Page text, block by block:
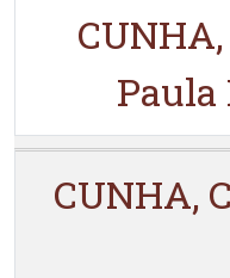
Paula
CUNHA,